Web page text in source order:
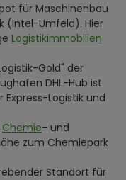
für Maschinenbau
(Intel-Umfeld). Hier
Logistikimmobilien
Gold" der
DHL-Hub ist
Logistik und
Chemie- und
zum Chemiepark
Standort für